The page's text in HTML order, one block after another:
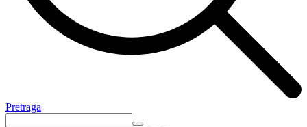
Pretraga